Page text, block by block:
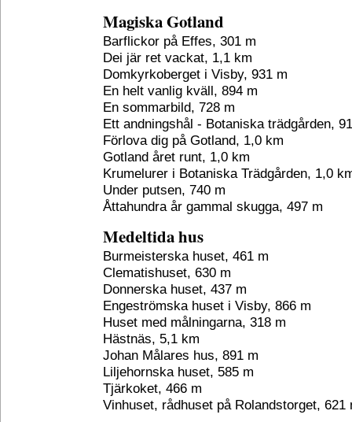
Magiska Gotland
Barflickor på Effes, 301 m
Dei jär ret vackat, 1,1 km
Domkyrkoberget i Visby, 931 m
En helt vanlig kväll, 894 m
En sommarbild, 728 m
Ett andningshål - Botaniska trädgården,
Förlova dig på Gotland, 1,0 km
Gotland året runt, 1,0 km
Krumelurer i Botaniska Trädgården, 1,0
Under putsen, 740 m
Åttahundra år gammal skugga, 497 m
Medeltida hus
Burmeisterska huset, 461 m
Clematishuset, 630 m
Donnerska huset, 437 m
Engeströmska huset i Visby, 866 m
Huset med målningarna, 318 m
Hästnäs, 5,1 km
Johan Målares hus, 891 m
Liljehornska huset, 585 m
Tjärkoket, 466 m
Vinhuset, rådhuset på Rolandstorget, 621